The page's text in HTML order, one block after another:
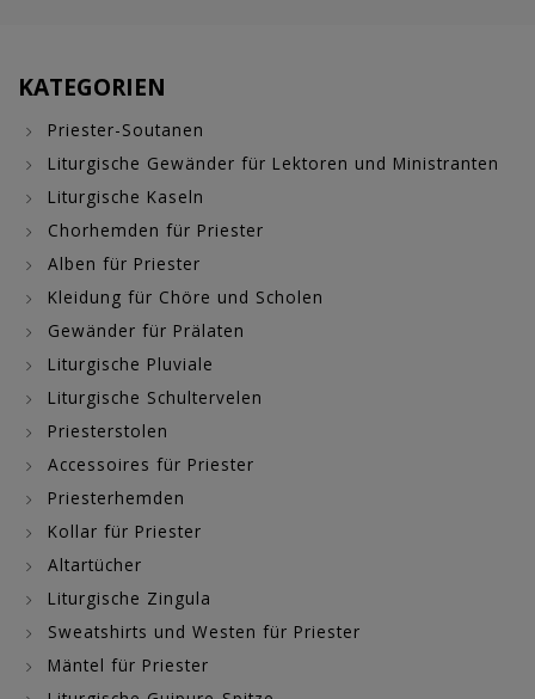
KATEGORIEN
Priester-Soutanen
Liturgische Gewänder für Lektoren und Ministranten
Liturgische Kaseln
Chorhemden für Priester
Alben für Priester
Kleidung für Chöre und Scholen
Gewänder für Prälaten
Liturgische Pluviale
Liturgische Schultervelen
Priesterstolen
Accessoires für Priester
Priesterhemden
Kollar für Priester
Altartücher
Liturgische Zingula
Sweatshirts und Westen für Priester
Mäntel für Priester